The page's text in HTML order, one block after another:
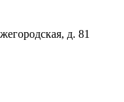
д. 81